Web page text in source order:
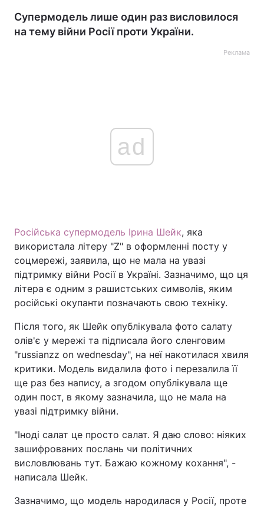
Супермодель лише один раз висловилося
на тему війни Росії проти України.
Реклама
ad
Російська супермодель Ірина Шейк, яка
використала літеру "Z" в оформленні посту у
соцмережі, заявила, що не мала на увазі
підтримку війни Росії в Україні. Зазначимо, що ця
літера є одним з рашистських символів, яким
російські окупанти позначають свою техніку.
Після того, як Шейк опублікувала фото салату
олів'є у мережі та підписала його сленговим
"russianzz on wednesday", на неї накотилася хвиля
критики. Модель видалила фото і перезалила її
ще раз без напису, а згодом опублікувала ще
один пост, в якому зазначила, що не мала на
увазі підтримку війни.
"Іноді салат це просто салат. Я даю слово: ніяких
зашифрованих послань чи політичних
висловлювань тут. Бажаю кожному кохання", -
написала Шейк.
Зазначимо, що модель народилася у Росії, проте